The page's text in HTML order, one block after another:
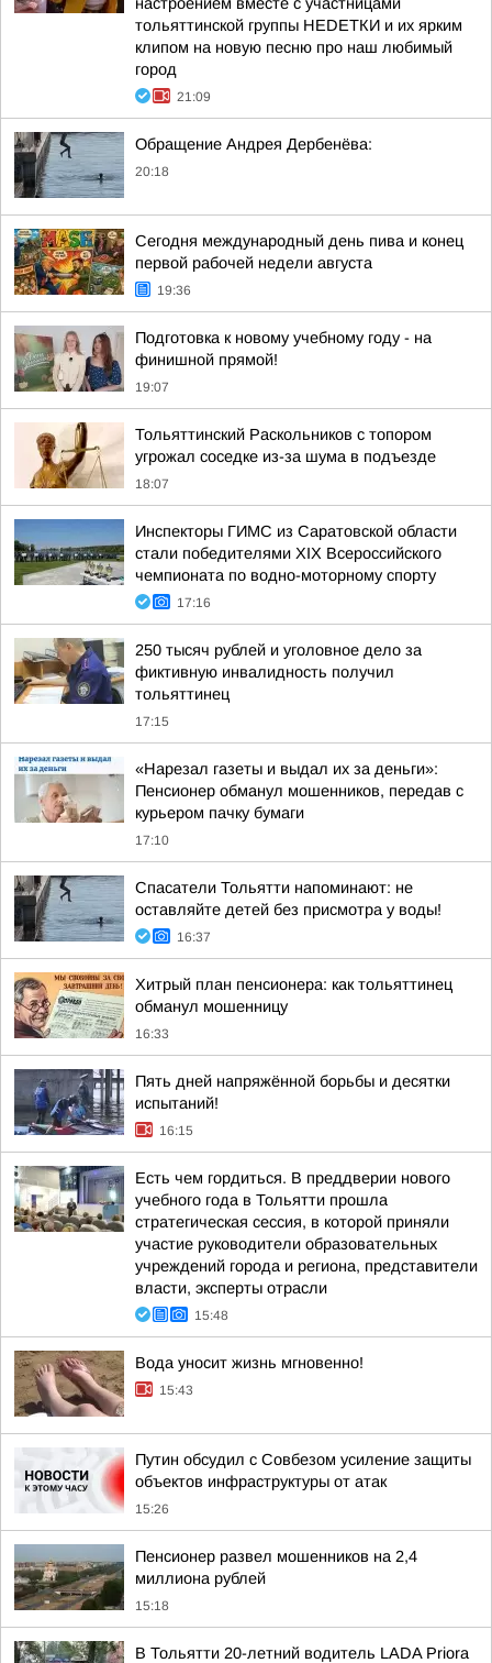
тольяттинской группы НЕDЕТКИ и их ярким
клипом на новую песню про наш любимый
город
21:09
Обращение Андрея Дербенёва:
20:18
Сегодня международный день пива и конец
первой рабочей недели августа
19:36
Подготовка к новому учебному году - на
финишной прямой!
19:07
Тольяттинский Раскольников с топором
угрожал соседке из-за шума в подъезде
18:07
Инспекторы ГИМС из Саратовской области
стали победителями XIX Всероссийского
чемпионата по водно-моторному спорту
17:16
250 тысяч рублей и уголовное дело за
фиктивную инвалидность получил
тольяттинец
17:15
«Нарезал газеты и выдал их за деньги»:
Пенсионер обманул мошенников, передав с
курьером пачку бумаги
17:10
Спасатели Тольятти напоминают: не
оставляйте детей без присмотра у воды!
16:37
Хитрый план пенсионера: как тольяттинец
обманул мошенницу
16:33
Пять дней напряжённой борьбы и десятки
испытаний!
16:15
Есть чем гордиться. В преддверии нового
учебного года в Тольятти прошла
стратегическая сессия, в которой приняли
участие руководители образовательных
учреждений города и региона, представители
власти, эксперты отрасли
15:48
Вода уносит жизнь мгновенно!
15:43
Путин обсудил с Совбезом усиление защиты
объектов инфраструктуры от атак
15:26
Пенсионер развел мошенников на 2,4
миллиона рублей
15:18
В Тольятти 20-летний водитель LADA Priora